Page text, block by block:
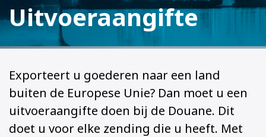
Uitvoeraangifte
Exporteert u goederen naar een land
buiten de Europese Unie? Dan moet u een
uitvoeraangifte doen bij de Douane. Dit
doet u voor elke zending die u heeft. Met